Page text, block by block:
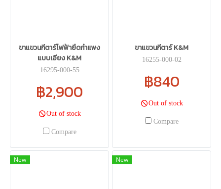
ขาแขวนกีตาร์ไฟฟ้ายึดกำแพง
แบบเอียง K&M
16295-000-55
฿2,900
Out of stock
Compare
ขาแขวนกีตาร์ K&M
16255-000-02
฿840
Out of stock
Compare
New New